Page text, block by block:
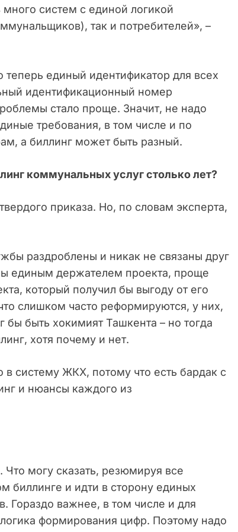
систем с единой логикой
так и потребителей», –
теперь единый идентификатор для всех
идентификационный номер
стало проще. Значит, не надо
требования, в том числе и по
а биллинг может быть разный.
коммунальных услуг столько лет?
приказа. Но, по словам эксперта,
раздроблены и никак не связаны друг
единым держателем проекта, проще
который получил бы выгоду от его
слишком часто реформируются, у них,
бы быть хокимият Ташкента – но тогда
хотя почему и нет.
в систему ЖКХ, потому что есть бардак с
и нюансы каждого из
Что могу сказать, резюмируя все
биллинге и идти в сторону единых
Гораздо важнее, в том числе и для
формирования цифр. Поэтому надо